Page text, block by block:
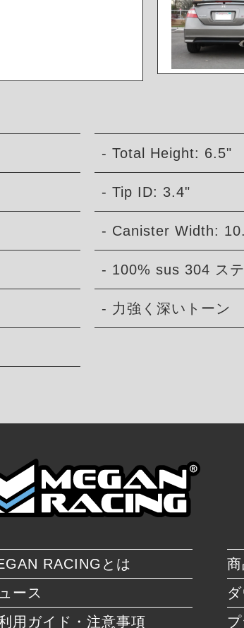
- Total Height: 6.5"
- Tip ID: 3.4"
- Canister Width:
- 100% sus 304 ス
- 力強く深いトーン
RACINGとは
ース
用ガイド・注意事項